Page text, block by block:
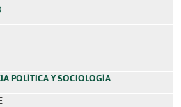
POLÍTICA Y SOCIOLOGÍA